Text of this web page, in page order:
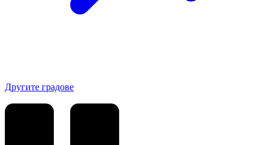
Другите градове